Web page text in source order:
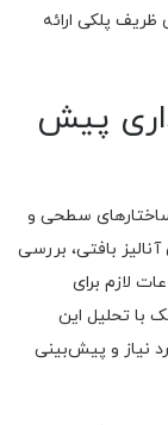
پلکی ارائه
پیش
ساختارهای سطحی و
بافتی، بررسی
لازم برای
با تحلیل این
نیاز و پیش‌بینی